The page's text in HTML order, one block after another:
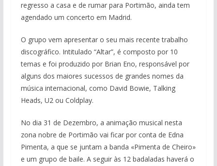
regresso a casa e de rumar para Portimão, ainda tem
agendado um concerto em Madrid.
O grupo vem apresentar o seu mais recente trabalho
discográfico. Intitulado “Altar”, é composto por 10
temas e foi produzido por Brian Eno, responsável por
alguns dos maiores sucessos de grandes nomes da
música internacional, como David Bowie, Talking
Heads, U2 ou Coldplay.
No dia 31 de Dezembro, a animação musical nesta
zona nobre de Portimão vai ficar por conta de Edna
Pimenta, a que se juntam a banda «Pimenta de Cheiro»
e um grupo de baile. A seguir às 12 badaladas haverá o